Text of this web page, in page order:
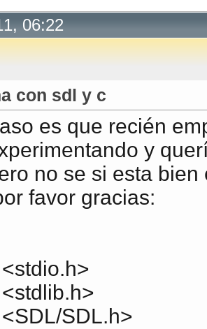
06:22
con sdl y c
es que recién
y
no se si esta
favor gracias:
SDL.h>